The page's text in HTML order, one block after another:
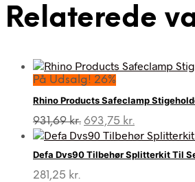
Relaterede
På Udsalg! 26%
Rhino Products Safeclamp
931,69kr. Den
oprindelige
var:
693,75 kr.
aktuelle
er:
Defa Dvs90 Tilbehør Splitterkit Til
281,25 kr.